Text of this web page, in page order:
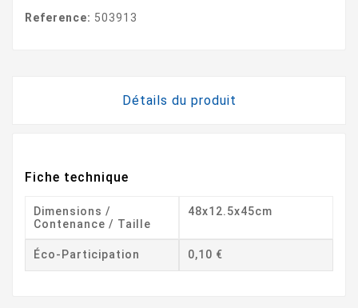
Reference: 503913
Détails du produit
Fiche technique
Dimensions /
Contenance / Taille
48x12.5x45cm
Éco-Participation 0,10 €